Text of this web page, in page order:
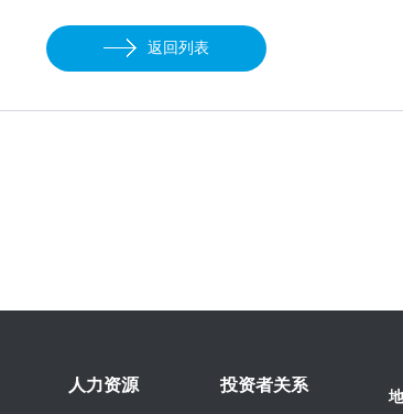
返回列表
人力资源 投资者关系